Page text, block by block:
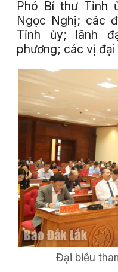
Phó Bí thư Tỉnh
Ngọc Nghị; các
Tỉnh ủy; lãnh
phương; các vị
Đại biểu